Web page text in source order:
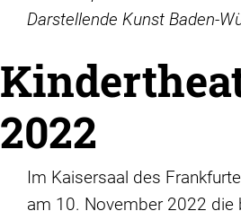
Darstellende Kunst Baden-
2022
Im Kaisersaal des
am 10. November 2022 die